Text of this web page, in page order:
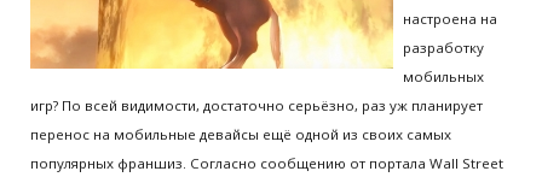
настроена на
разработку
мобильных
игр? По всей видимости, достаточно серьёзно, раз уж планирует
перенос на мобильные девайсы ещё одной из своих самых
популярных франшиз. Согласно сообщению от портала Wall Street